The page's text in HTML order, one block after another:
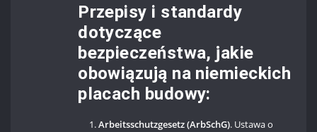
Przepisy i standardy
dotyczące
bezpieczeństwa, jakie
obowiązują na niemieckich
placach budowy:
Arbeitsschutzgesetz (ArbSchG). Ustawa o